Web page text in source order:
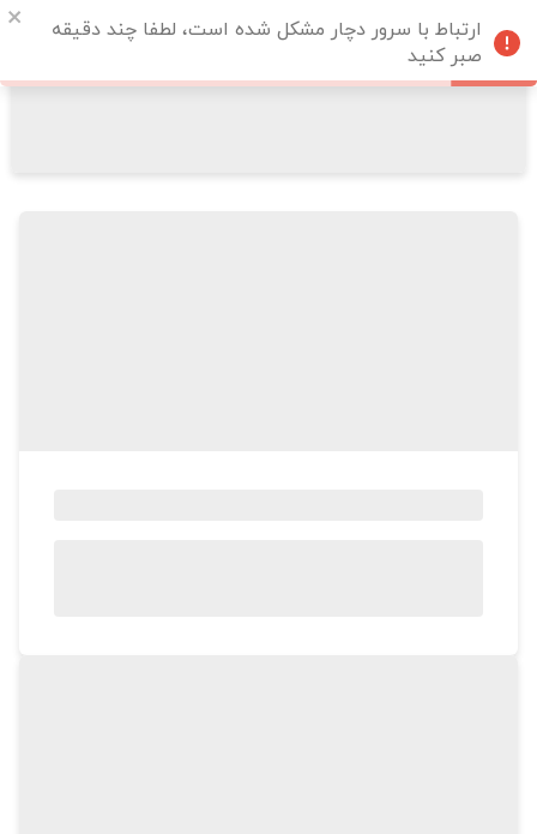
ارتباط با سرور دچار مشکل شده است، لطفا چند دقیقه
صبر کنید